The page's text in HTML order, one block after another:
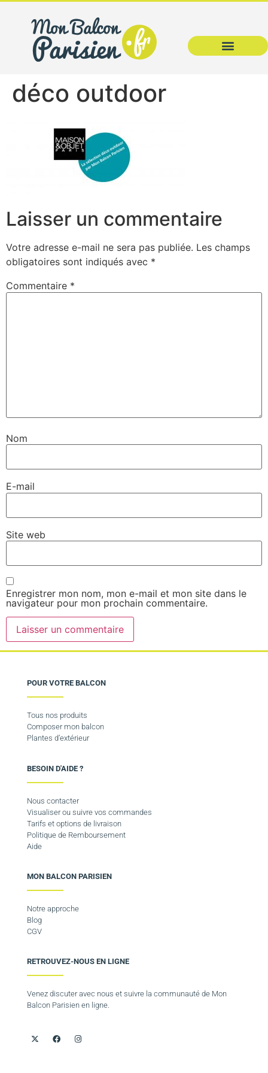
déco outdoor
Laisser un commentaire
Votre adresse e-mail ne sera pas publiée. Les champs
obligatoires sont indiqués avec *
Commentaire *
Nom
E-mail
Site web
Enregistrer mon nom, mon e-mail et mon site dans le
navigateur pour mon prochain commentaire.
POUR VOTRE BALCON
Tous nos produits
Composer mon balcon
Plantes d’extérieur
BESOIN D'AIDE ?
Nous contacter
Visualiser ou suivre vos commandes
Tarifs et options de livraison
Politique de Remboursement
Aide
MON BALCON PARISIEN
Notre approche
Blog
CGV
RETROUVEZ-NOUS EN LIGNE
Venez discuter avec nous et suivre la communauté de Mon
Balcon Parisien en ligne.